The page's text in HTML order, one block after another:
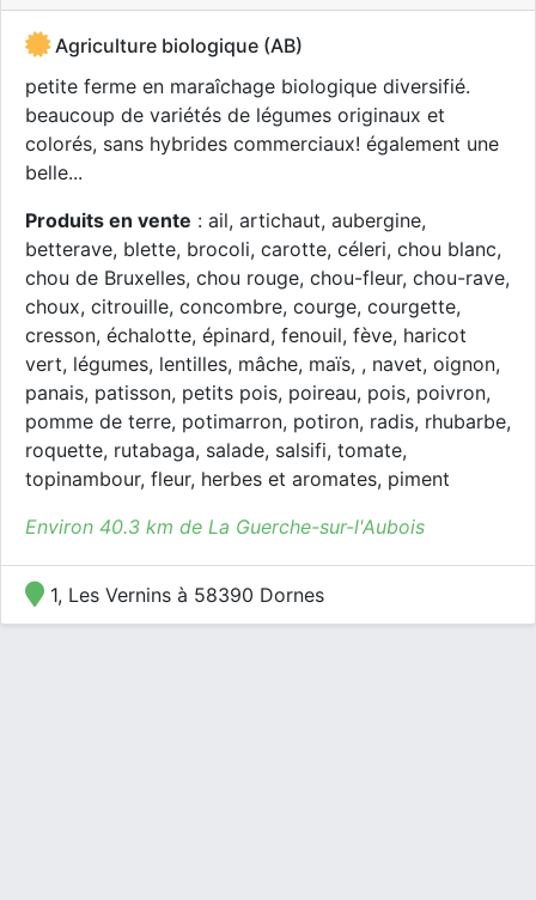
Agriculture biologique (AB)
petite ferme en maraîchage biologique diversifié.
beaucoup de variétés de légumes originaux et
colorés, sans hybrides commerciaux! également une
belle...
Produits en vente : ail, artichaut, aubergine,
betterave, blette, brocoli, carotte, céleri, chou blanc,
chou de Bruxelles, chou rouge, chou-fleur, chou-rave,
choux, citrouille, concombre, courge, courgette,
cresson, échalotte, épinard, fenouil, fève, haricot
vert, légumes, lentilles, mâche, maïs, , navet, oignon,
panais, patisson, petits pois, poireau, pois, poivron,
pomme de terre, potimarron, potiron, radis, rhubarbe,
roquette, rutabaga, salade, salsifi, tomate,
topinambour, fleur, herbes et aromates, piment
Environ 40.3 km de La Guerche-sur-l'Aubois
1, Les Vernins à 58390 Dornes